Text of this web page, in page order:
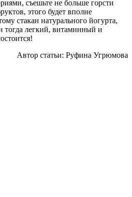
съешьте не больше горсти
этого будет вполне
стакан натурального йогурта,
тогда легкий, витаминный и
Автор статьи: Руфина Угрюмова